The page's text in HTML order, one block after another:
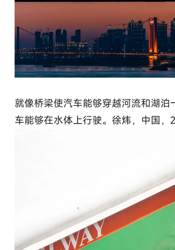
就像桥梁使汽车能够穿越河流和湖泊
车能够在水体上行驶。徐炜，中国，